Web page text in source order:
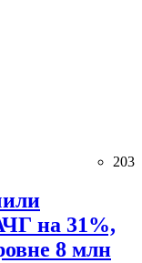
203
на 31%,
8 млн